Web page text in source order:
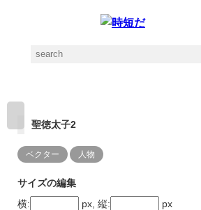
聖徳太子2
ベクター 人物
サイズの編集
横:
px, 縦: px